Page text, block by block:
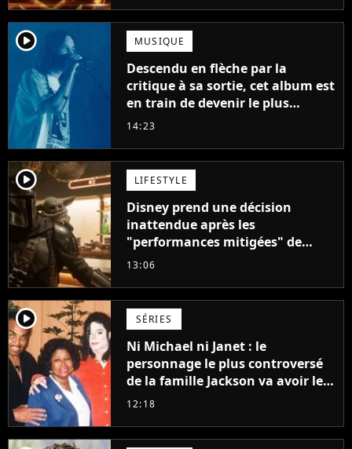
player2 MUSIQUE
Descendu en flèche par la
critique à sa sortie, cet album est
en train de devenir le plus
populaire de son auteur
14:23
player2 LIFESTYLE
Disney prend une décision
inattendue après les
"performances mitigées" de
Vaiana et The Mandalorian &
13:06
player2 SÉRIES
Ni Michael ni Janet : le
personnage le plus controversé
de la famille Jackson va avoir le
droit à sa propre série
12:18